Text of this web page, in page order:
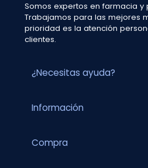
Somos expertos en farmacia y
Trabajamos para las mejores
prioridad es la atención
clientes.
¿Necesitas ayuda?
Información
Compra